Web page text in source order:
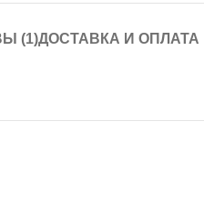
(1)ДОСТАВКА И ОПЛАТА